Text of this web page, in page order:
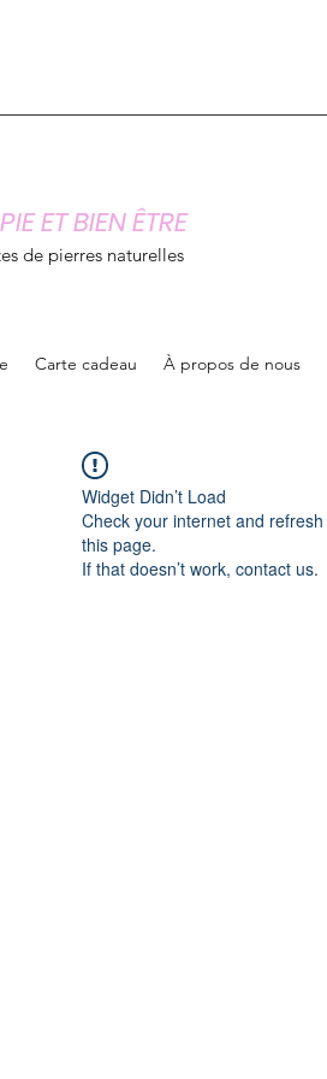
ET BIEN ÊTRE
de pierres naturelles
Carte cadeau À propos de nous
Widget Didn’t Load
Check your internet and refresh
this page.
If that doesn’t work, contact us.